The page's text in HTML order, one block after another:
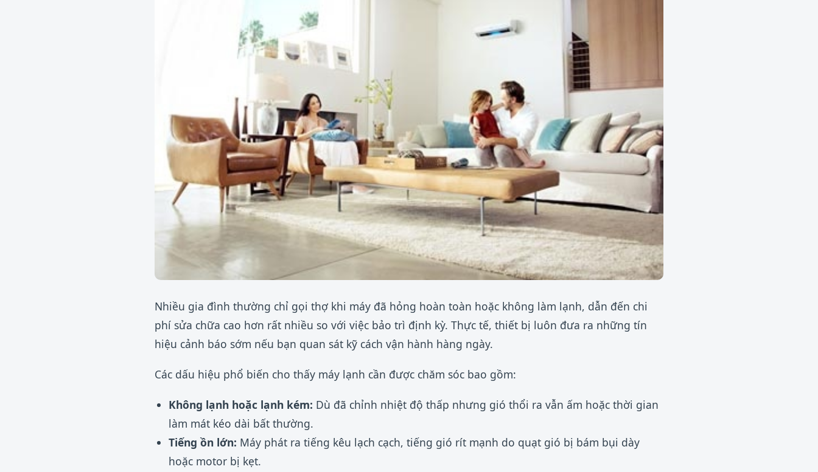
Nhiều gia đình thường chỉ gọi thợ khi máy đã hỏng hoàn toàn hoặc không làm lạnh, dẫn đến chi
phí sửa chữa cao hơn rất nhiều so với việc bảo trì định kỳ. Thực tế, thiết bị luôn đưa ra những tín
hiệu cảnh báo sớm nếu bạn quan sát kỹ cách vận hành hàng ngày.
Các dấu hiệu phổ biến cho thấy máy lạnh cần được chăm sóc bao gồm:
Không lạnh hoặc lạnh kém: Dù đã chỉnh nhiệt độ thấp nhưng gió thổi ra vẫn ấm hoặc thời gian
làm mát kéo dài bất thường.
Tiếng ồn lớn: Máy phát ra tiếng kêu lạch cạch, tiếng gió rít mạnh do quạt gió bị bám bụi dày
hoặc motor bị kẹt.